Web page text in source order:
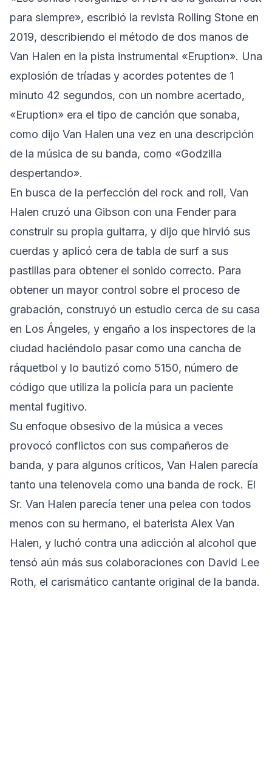
para siempre», escribió la revista Rolling Stone en
2019, describiendo el método de dos manos de
Van Halen en la pista instrumental «Eruption». Una
explosión de tríadas y acordes potentes de 1
minuto 42 segundos, con un nombre acertado,
«Eruption» era el tipo de canción que sonaba,
como dijo Van Halen una vez en una descripción
de la música de su banda, como «Godzilla
despertando».
En busca de la perfección del rock and roll, Van
Halen cruzó una Gibson con una Fender para
construir su propia guitarra, y dijo que hirvió sus
cuerdas y aplicó cera de tabla de surf a sus
pastillas para obtener el sonido correcto. Para
obtener un mayor control sobre el proceso de
grabación, construyó un estudio cerca de su casa
en Los Ángeles, y engaño a los inspectores de la
ciudad haciéndolo pasar como una cancha de
ráquetbol y lo bautizó como 5150, número de
código que utiliza la policía para un paciente
mental fugitivo.
Su enfoque obsesivo de la música a veces
provocó conflictos con sus compañeros de
banda, y para algunos críticos, Van Halen parecía
tanto una telenovela como una banda de rock. El
Sr. Van Halen parecía tener una pelea con todos
menos con su hermano, el baterista Alex Van
Halen, y luchó contra una adicción al alcohol que
tensó aún más sus colaboraciones con David Lee
Roth, el carismático cantante original de la banda.